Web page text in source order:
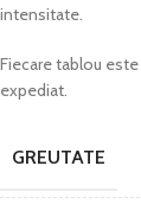
intensitate.
Fiecare tablou
expediat.
GREUTATE